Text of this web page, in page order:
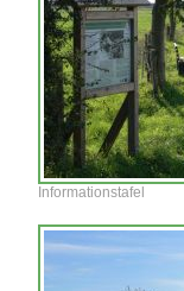
Informationstafel